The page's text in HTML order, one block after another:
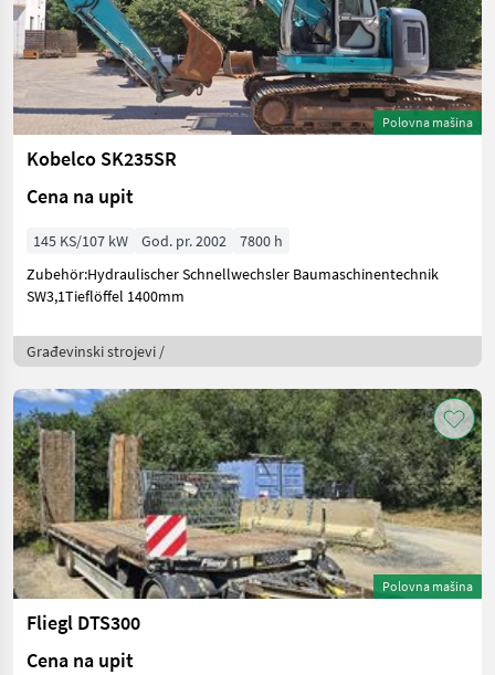
Polovna mašina
Kobelco SK235SR
Cena na upit
145 KS/107 kW God. pr. 2002
7800 h
Zubehör:Hydraulischer Schnellwechsler Baumaschinentechnik
SW3,1Tieflöffel 1400mm
Građevinski strojevi /
Polovna mašina
Fliegl DTS300
Cena na upit